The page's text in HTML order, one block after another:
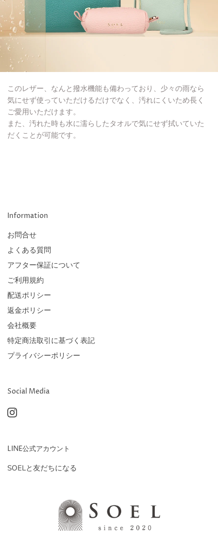
このレザー、なんと撥水機能も備わっており、少々の雨なら
気にせず使っていただけるだけでなく、汚れにくいため長く
ご愛用いただけます。
また、汚れた時も水に濡らしたタオルで気にせず拭いていた
だくことが可能です。
Information
お問合せ
よくある質問
アフター保証について
ご利用規約
配送ポリシー
返金ポリシー
会社概要
特定商法取引に基づく表記
プライバシーポリシー
Social Media
LINE公式アカウント
SOELと友だちになる